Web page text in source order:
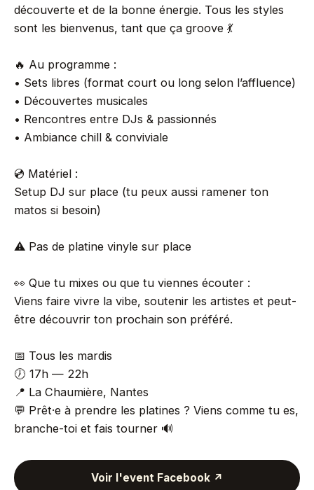
découverte et de la bonne énergie. Tous les styles
sont les bienvenus, tant que ça groove 💃
🔥 Au programme :
• Sets libres (format court ou long selon l’affluence)
• Découvertes musicales
• Rencontres entre DJs & passionnés
• Ambiance chill & conviviale
💿 Matériel :
Setup DJ sur place (tu peux aussi ramener ton
matos si besoin)
⚠️ Pas de platine vinyle sur place
👀 Que tu mixes ou que tu viennes écouter :
Viens faire vivre la vibe, soutenir les artistes et peut-
être découvrir ton prochain son préféré.
📅 Tous les mardis
🕖 17h — 22h
📍 La Chaumière, Nantes
💬 Prêt·e à prendre les platines ? Viens comme tu es,
branche-toi et fais tourner 🔊
Voir l'event Facebook ↗